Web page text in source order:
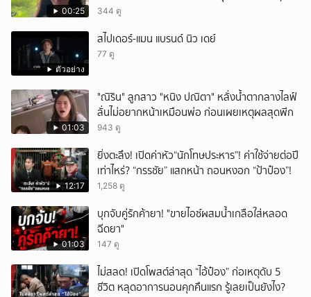
00:25
ได้อมยิ้มเหมือนกัน งานนี้ทำเอาแฟนๆ ทั้งเอ็นดูทั้ง
344 ดู
ตัวอย่าง
สไปเดอร์-แมน แบรนด์ นิว เดย์
77 ดู
01:03
"ณิริน" ลูกสาว "หนิง ปณิตา" หลั่งน้ำตากลางไลฟ์
ลั่นไม่อยากหน้าเหมือนพ่อ ก่อนเผยเหตุผลสุดพีก
943 ดู
12:17
ยิ่งตะลึง! เปิดค่าหัว“นักโทษประหาร”! ค่าใช้จ่ายต่อปี
เท่าไหร่? “กรรชัย” แสกหน้า ถอนหงอก “ป้าป๋อง”!
1,258 ดู
01:03
บุกจับคู่รักค้ายา! "ขายไอซ์ผสมน้ำเกลือใส่หลอด
ฉีดยา"
147 ดู
ไม่สลด! เปิดโพสต์ล่าสุด “ไอ้ป๋อง” ก่อเหตุดับ 5
ชีวิต หลุดอาการนอนคุกคืนแรก รู้เลยเป็นยังไง?